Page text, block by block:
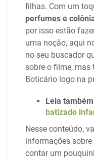
filhas. Com um
perfumes e
por isso estão
uma noção, aqui
no seu buscador
sobre o filme,
Boticário logo na
Leia
batizado
Nesse conteúdo,
informações
contar um